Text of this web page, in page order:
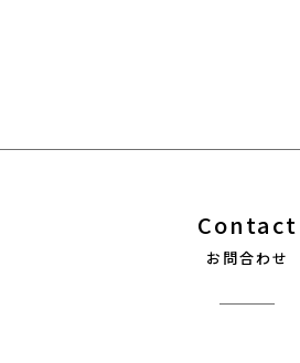
Contact
お問合わせ